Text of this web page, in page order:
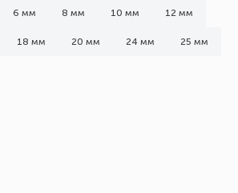
6 мм 8 мм 10 мм 12 мм
18 мм 20 мм 24 мм 25 мм